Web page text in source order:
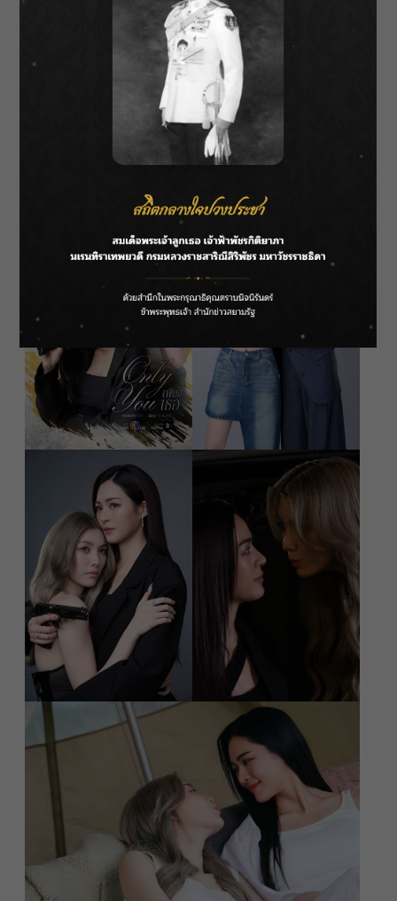
นอกจาก 2 นางเอกแล้วยังได้นักแสดงรับเชิญ
กิตติมศักดิ์ เชอรี่ เข็มอัปสร และนักแสดงมากฝีมือ
มาร่วมสร้างความสนุก อาทิ เม นิศาชล, สมิธ ภาส
วิชญ์, เนเน่ ธันย์ชนก, เคท มาริลิน, ลิฟท์ สุพจน์, เอ็ม
อภินันท์, กิ๊ก มยุริญ, เพ้นท์ กฤตกานต์, เอนจอย ธิดา